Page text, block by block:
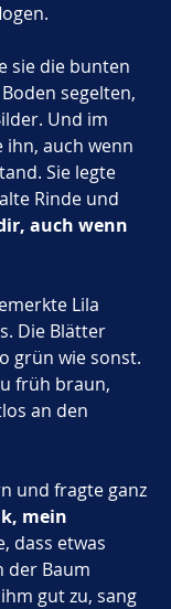
sie die bunten
segelten,
Und im
auch wenn
Sie legte
Rinde und
auch wenn
Lila
Die Blätter
grün wie sonst.
früh braun,
an den
und fragte ganz
mein
dass etwas
der Baum
gut zu, sang